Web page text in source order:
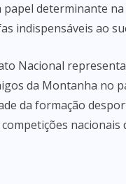
papel determinante
indispensáveis ao
Nacional
da Montanha no
da formação
nacionais